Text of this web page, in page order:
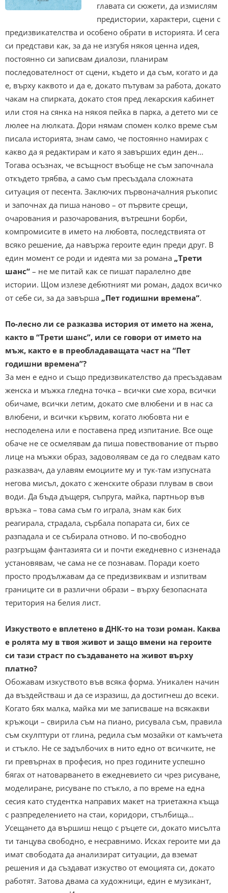
главата си сюжети, да измислям
предистории, характери, сцени с
предизвикателства и особено обрати в историята. И сега
си представи как, за да не изгубя някоя ценна идея,
постоянно си записвам диалози, планирам
последователност от сцени, където и да съм, когато и да
е, върху каквото и да е, докато пътувам за работа, докато
чакам на спирката, докато стоя пред лекарския кабинет
или стоя на сянка на някоя пейка в парка, а детето ми се
люлее на люлката. Дори нямам спомен колко време съм
писала историята, знам само, че постоянно намирах с
какво да я редактирам и като я завърших един ден…
Тогава осъзнах, че всъщност въобще не съм започнала
откъдето трябва, а само съм пресъздала сложната
ситуация от песента. Заключих първоначалния ръкопис
и започнах да пиша наново – от първите срещи,
очарования и разочарования, вътрешни борби,
компромисите в името на любовта, последствията от
всяко решение, да навържа героите един преди друг. В
един момент се роди и идеята ми за романа „Трети
шанс“ – не ме питай как се пишат паралелно две
истории. Щом излезе дебютният ми роман, дадох всичко
от себе си, за да завърша „Пет годишни времена“.
По-лесно ли се разказва история от името на жена,
както в “Трети шанс”, или се говори от името на
мъж, както е в преобладаващата част на “Пет
годишни времена”?
За мен е едно и също предизвикателство да пресъздавам
женска и мъжка гледна точка – всички сме хора, всички
обичаме, всички летим, докато сме влюбени и в нас са
влюбени, и всички кървим, когато любовта ни е
несподелена или е поставена пред изпитание. Все още
обаче не се осмелявам да пиша повествование от първо
лице на мъжки образ, задоволявам се да го следвам като
разказвач, да улавям емоциите му и тук-там изпусната
негова мисъл, докато с женските образи плувам в свои
води. Да бъда дъщеря, съпруга, майка, партньор във
връзка – това сама съм го играла, знам как бих
реагирала, страдала, сърбала попарата си, бих се
разпадала и се събирала отново. И по-свободно
разгръщам фантазията си и почти ежедневно с изненада
установявам, че сама не се познавам. Поради което
просто продължавам да се предизвиквам и изпитвам
границите си в различни образи – върху безопасната
територия на белия лист.
Изкуството е вплетено в ДНК-то на този роман. Каква
е ролята му в твоя живот и защо вмени на героите
си тази страст по създаването на живот върху
платно?
Обожавам изкуството във всяка форма. Уникален начин
да въздействаш и да се изразиш, да достигнеш до всеки.
Когато бях малка, майка ми ме записваше на всякакви
кръжоци – свирила съм на пиано, рисувала съм, правила
съм скулптури от глина, редила съм мозайки от камъчета
и стъкло. Не се задълбочих в нито едно от всичките, не
ги превърнах в професия, но през годините успешно
бягах от натоварването в ежедневието си чрез рисуване,
моделиране, рисуване по стъкло, а по време на една
сесия като студентка направих макет на триетажна къща
с разпределението на стаи, коридори, стълбища…
Усещането да вършиш нещо с ръцете си, докато мисълта
ти танцува свободно, е несравнимо. Исках героите ми да
имат свободата да анализират ситуации, да вземат
решения и да създават изкуство от емоцията си, докато
работят. Затова двама са художници, един е музикант,